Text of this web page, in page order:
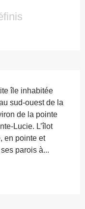
île inhabitée
sud-ouest de la
de la pointe
Lucie. L’îlot
en pointe et
parois à...